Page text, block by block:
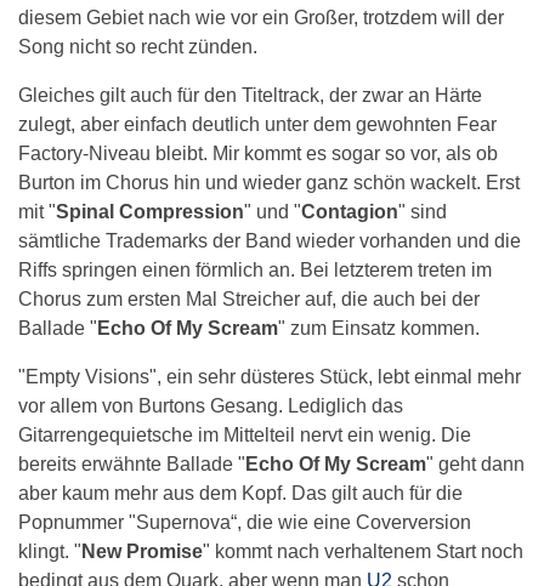
diesem Gebiet nach wie vor ein Großer, trotzdem will der
Song nicht so recht zünden.
Gleiches gilt auch für den Titeltrack, der zwar an Härte
zulegt, aber einfach deutlich unter dem gewohnten Fear
Factory-Niveau bleibt. Mir kommt es sogar so vor, als ob
Burton im Chorus hin und wieder ganz schön wackelt. Erst
mit "Spinal Compression" und "Contagion" sind
sämtliche Trademarks der Band wieder vorhanden und die
Riffs springen einen förmlich an. Bei letzterem treten im
Chorus zum ersten Mal Streicher auf, die auch bei der
Ballade " Echo Of My Scream" zum Einsatz kommen.
"Empty Visions", ein sehr düsteres Stück, lebt einmal mehr
vor allem von Burtons Gesang. Lediglich das
Gitarrengequietsche im Mittelteil nervt ein wenig. Die
bereits erwähnte Ballade " Echo Of My Scream" geht dann
aber kaum mehr aus dem Kopf. Das gilt auch für die
Popnummer "Supernova“, die wie eine Coverversion
klingt. " New Promise" kommt nach verhaltenem Start noch
bedingt aus dem Quark, aber wenn man U2 schon